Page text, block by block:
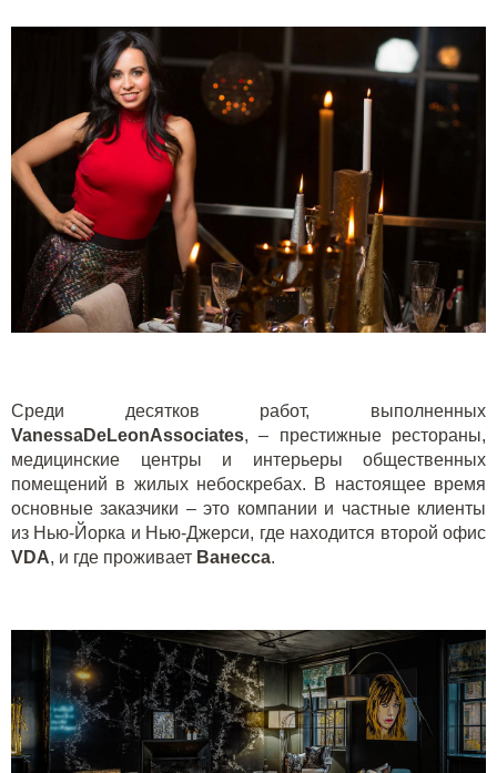
Среди десятков работ, выполненных
VanessaDeLeonAssociates, – престижные рестораны,
медицинские центры и интерьеры общественных
помещений в жилых небоскребах. В настоящее время
основные заказчики – это компании и частные клиенты
из Нью-Йорка и Нью-Джерси, где находится второй офис
VDA, и где проживает Ванесса.